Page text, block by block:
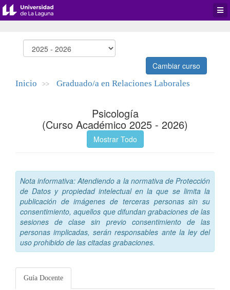
Cambiar curso
Inicio >> Graduado/a en Relaciones Laborales
Psicología
(Curso Académico 2025 - 2026)
Mostrar Todo
Nota informativa: Atendiendo a la normativa de Protección
de Datos y propiedad intelectual en la que se limita la
publicación de imágenes de terceras personas sin su
consentimiento, aquellos que difundan grabaciones de las
sesiones de clase sin previo consentimiento de las
personas implicadas, serán responsables ante la ley del
uso prohibido de las citadas grabaciones.
Guía Docente